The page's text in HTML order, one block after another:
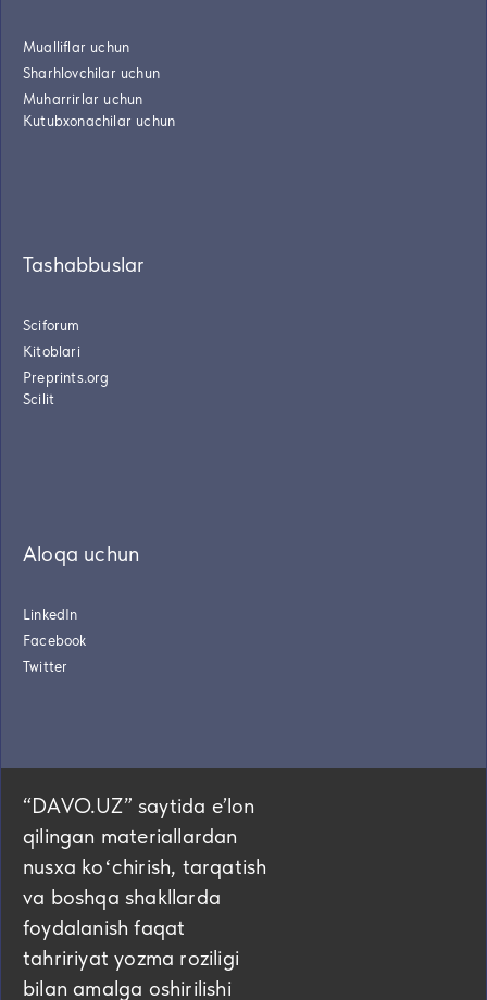
Mualliflar uchun
Sharhlovchilar uchun
Muharrirlar uchun
Kutubxonachilar uchun
Tashabbuslar
Sciforum
Kitoblari
Preprints.org
Scilit
Aloqa uchun
LinkedIn
Facebook
Twitter
“DAVO.UZ” saytida eʼlon
qilingan materiallardan
nusxa koʻchirish, tarqatish
va boshqa shakllarda
foydalanish faqat
tahririyat yozma roziligi
bilan amalga oshirilishi